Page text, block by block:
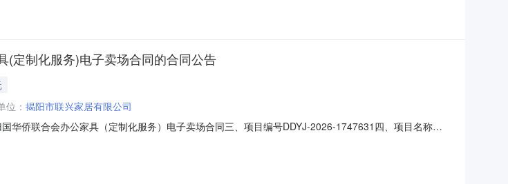
(定制化服务)电子卖场合同的合同公告
位： 揭阳市联兴家居有限公司
华侨联合会办公家具（定制化服务）电子卖场合同三、项目编号DDYJ-2026-1747631四、项目名称揭
方式：13751669008六、合同主要信息主要标的：序号名称数量(单位)单价(元)总价